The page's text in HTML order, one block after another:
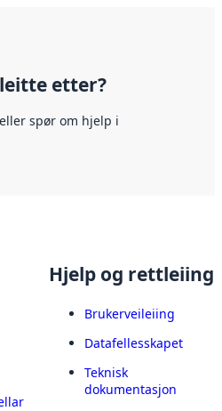
etter?
spør om hjelp i
Hjelp og rettleiing
Brukerveileiing
Datafellesskapet
Teknisk
dokumentasjon